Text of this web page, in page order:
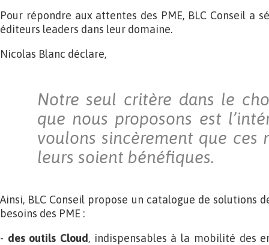
Pour répondre aux attentes des PME, BLC Conseil a
éditeurs leaders dans leur domaine.
Nicolas Blanc déclare,
Notre seul critère dans le
que nous proposons est
voulons sincèrement que ces
leurs soient bénéfiques.
Ainsi, BLC Conseil propose un catalogue de solutions
besoins des PME :
- des outils Cloud, indispensables à la mobilité des